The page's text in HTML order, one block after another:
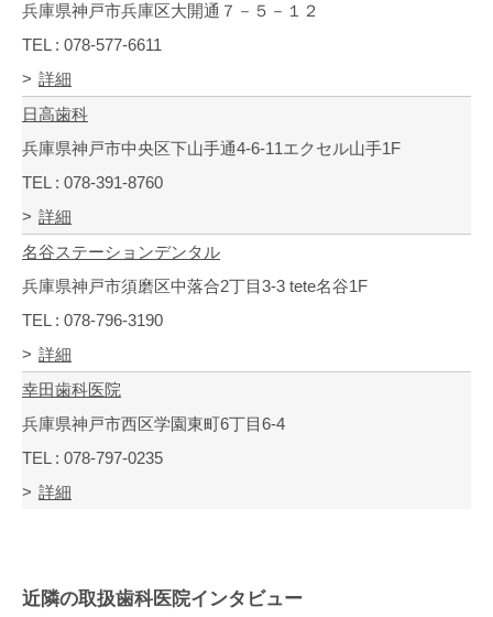
兵庫県神戸市兵庫区大開通７－５－１２
TEL : 078-577-6611
詳細
日高歯科
兵庫県神戸市中央区下山手通4-6-11エクセル山手1F
TEL : 078-391-8760
詳細
名谷ステーションデンタル
兵庫県神戸市須磨区中落合2丁目3-3 tete名谷1F
TEL : 078-796-3190
詳細
幸田歯科医院
兵庫県神戸市西区学園東町6丁目6-4
TEL : 078-797-0235
詳細
近隣の取扱歯科医院インタビュー